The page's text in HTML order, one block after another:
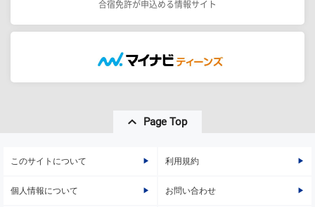
合宿免許が申込める情報サイト
Page Top
このサイトについて 利用規約
個人情報について お問い合わせ